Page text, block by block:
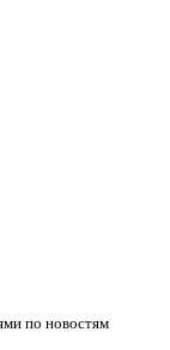
по новостям